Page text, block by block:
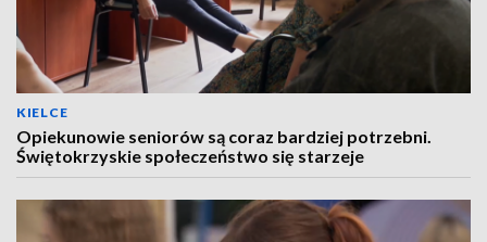
KIELCE
Opiekunowie seniorów są coraz bardziej potrzebni.
Świętokrzyskie społeczeństwo się starzeje